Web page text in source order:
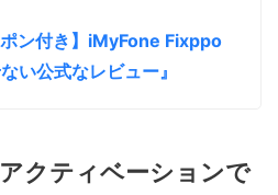
ポン付き】iMyFone Fixppo
い公式なレビュー』
クティベーションで